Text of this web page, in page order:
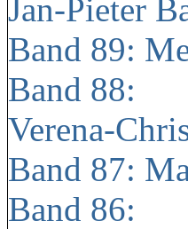
Jan-Pieter
Band 89:
Band 88:
Verena-
Band 87:
Band 86: